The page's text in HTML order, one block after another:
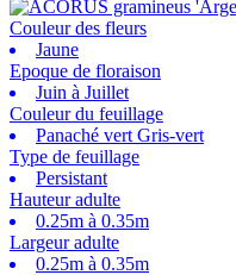
Couleur des fleurs
Jaune
Epoque de floraison
Juin à Juillet
Couleur du feuillage
Panaché vert Gris-vert
Type de feuillage
Persistant
Hauteur adulte
0.25m à 0.35m
Largeur adulte
0.25m à 0.35m